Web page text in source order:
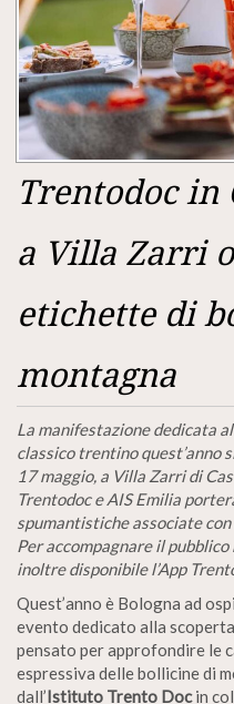
Trentodoc in
a Villa Zarri
etichette di
montagna
La manifestazione dedicata
classico trentino quest’anno
17 maggio, a Villa Zarri di
Trentodoc e AIS Emilia
spumantistiche associate
Per accompagnare il pubblico
inoltre disponibile l’App
Quest’anno è Bologna ad
evento dedicato alla
pensato per approfondire le
espressiva delle bollicine di
dall’Istituto Trento Docin